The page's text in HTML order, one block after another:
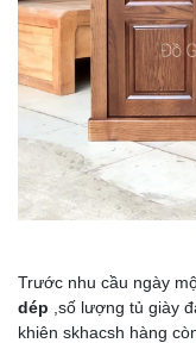
Trước nhu cầu ngày
dép ,số lượng tủ giày
khiên skhacsh hàng